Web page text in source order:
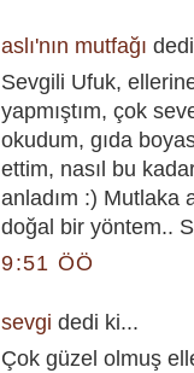
aslı'nın mutfağı
Sevgili Ufuk,
yapmıştım, çok
okudum, gıda
ettim, nasıl bu
anladım :) Mutlaka
doğal bir yöntem..
9:51 ÖÖ
sevgi dedi ki...
Çok güzel olmuş